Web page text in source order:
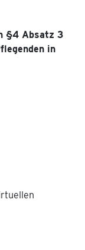
§4 Absatz 3
in